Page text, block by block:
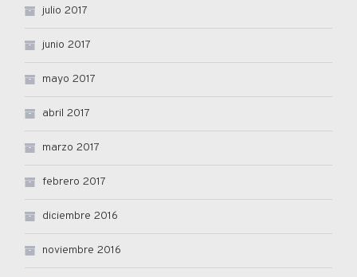
julio 2017
junio 2017
mayo 2017
abril 2017
marzo 2017
febrero 2017
diciembre 2016
noviembre 2016